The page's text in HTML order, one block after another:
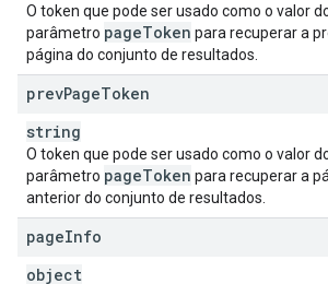
O token que pode ser usado como o valor
parâmetro pageToken para recuperar a
página do conjunto de resultados.
prevPageToken
string
O token que pode ser usado como o valor
parâmetro pageToken para recuperar a
anterior do conjunto de resultados.
pageInfo
object